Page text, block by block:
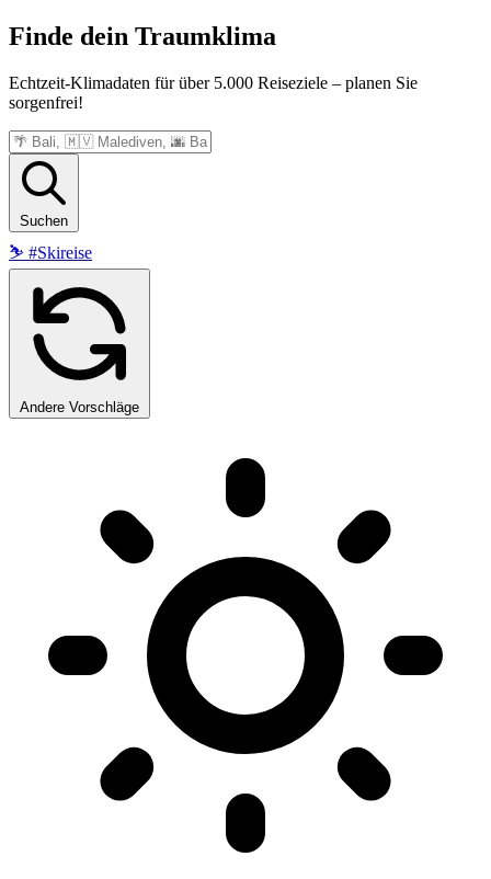
Finde dein Traumklima
Echtzeit-Klimadaten für über 5.000 Reiseziele – planen Sie
sorgenfrei!
Suchen
⛷️ #Skireise
Andere Vorschläge